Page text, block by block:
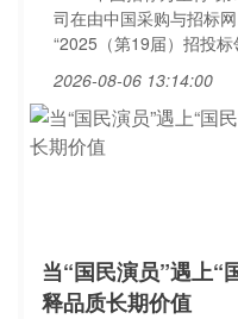
司在由中国采购与招标
“2025（第19届）招投
2026-08-06 13:14:00
当“国民演员”遇上“
释品质长期价值